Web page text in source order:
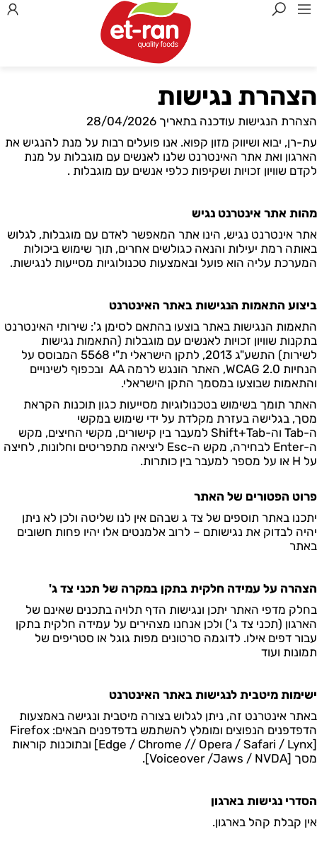
הצהרת נגישות
הצהרת הנגישות עודכנה בתאריך 28/04/2026
עת-רן, יבוא ושיווק מזון קפוא. אנו פועלים רבות על מנת להנגיש את
הארגון ואת אתר האינטרנט שלנו לאנשים עם מוגבלות על מנת
לקדם שוויון זכויות ושקיפות כלפי אנשים עם מוגבלות .
מהות אתר אינטרנט נגיש
אתר אינטרנט נגיש, הינו אתר המאפשר לאדם עם מוגבלות, לגלוש
באותה רמת יעילות והנאה כגולשים אחרים, תוך שימוש ביכולות
המערכת עליה הוא פועל ובאמצעות טכנולוגיות מסייעות לנגישות.
ביצוע התאמות הנגישות באתר האינטרנט
התאמות הנגישות באתר בוצעו בהתאם לסימן ג': שירותי האינטרנט
בתקנות שוויון זכויות לאנשים עם מוגבלות (התאמות נגישות
לשירות) התשע"ג 2013, לתקן הישראלי ת"י 5568 המבוסס על
הנחיות WCAG 2.0, האתר הונגש לרמה AA ובכפוף לשינויים
והתאמות שבוצעו במסמך התקן הישראלי.
האתר תומך בשימוש בטכנולוגיות מסייעות כגון תוכנות הקראת
מסך, בגלישה בעזרת מקלדת על ידי שימוש במקשי
ה-Tab וה-Shift+Tab למעבר בין קישורים, מקשי החיצים, מקש
ה-Enter לבחירה, מקש ה-Esc ליציאה מתפריטים וחלונות, לחיצה
על H או על מספר למעבר בין כותרות.
פרוט הפטורים של האתר
יתכנו באתר תוספים של צד ג שבהם אין לנו שליטה ולכן לא ניתן
יהיה לבדוק את נגישותם – לרוב אלמנטים אלו יהיו פחות חשובים
באתר
הצהרה על עמידה חלקית בתקן במקרה של תכני צד ג'
בחלק מדפי האתר יתכן ונגישות הדף תלויה בתכנים שאינם של
הארגון (תכני צד ג') ולכן אנחנו מצהירים על עמידה חלקית בתקן
עבור דפים אילו. לדוגמה סרטונים מפות גוגל או סטריפים של
תמונות ועוד
ישימות מיטבית לנגישות באתר האינטרנט
באתר אינטרנט זה, ניתן לגלוש בצורה מיטבית ונגישה באמצעות
הדפדפנים הנפוצים ומומלץ להשתמש בדפדפנים הבאים:
Firefox
/ Opera / Safari / Lynx]
/
[Edge / Chrome ובתוכנות קוראות
מסך [NVDA
/
Jaws
/
Voiceover
].
הסדרי נגישות בארגון
אין קבלת קהל בארגון.